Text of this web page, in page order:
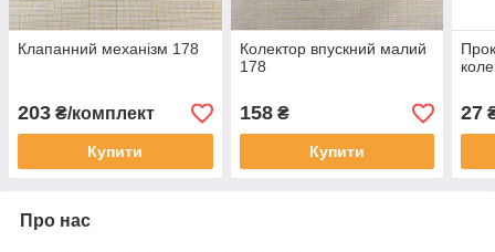
Клапанний механізм 178
203 ₴/комплект
Купити
Колектор впускний малий
178
158₴
Купити
27
Про нас